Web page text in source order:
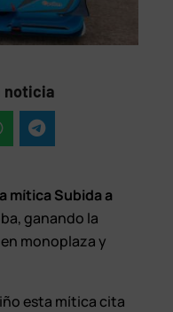
noticia
mítica Subida a
ganando la
monoplaza y
esta mítica cita